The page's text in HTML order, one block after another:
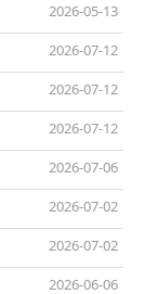
2026-05-13
2026-07-12
2026-07-12
2026-07-12
2026-07-06
2026-07-02
2026-07-02
2026-06-06